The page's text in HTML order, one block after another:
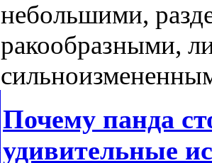
небольшими,
ракообразными,
Почему панда
удивительные